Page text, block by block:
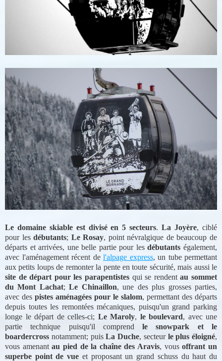
Le domaine skiable est divisé en 5 secteurs.La Joyère, ciblé
pour lesdébutants; Le Rosay, point névralgique de beaucoup de
départs et arrivées, une belle partie pour lesdébutants également,
avec l'aménagement récent de l'alpage express, un tube permettant
aux petits loups de remonter la pente en toute sécurité, mais aussi le
site de départ pour les parapentistes qui se rendentau sommet
du Mont Lachat;Le Chinaillon, une des plus grosses parties,
avec des pistes aménagées pour le slalom, permettant des départs
depuis toutes les remontées mécaniques, puisqu'un grand parking
longe le départ de celles-ci; Le Maroly, le boulevard, avec une
partie technique puisqu'il comprend le snowpark et le
boardercross notamment; puisLa Duche, secteur le plus éloigné,
vous amenantau pied de la chaîne des Aravis, vousoffrant un
superbe point de vue et proposant un grand schuss du haut du